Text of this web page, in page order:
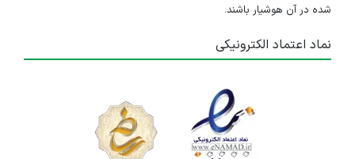
شده در آن هوشیار باشند.
نماد اعتماد الکترونیکی